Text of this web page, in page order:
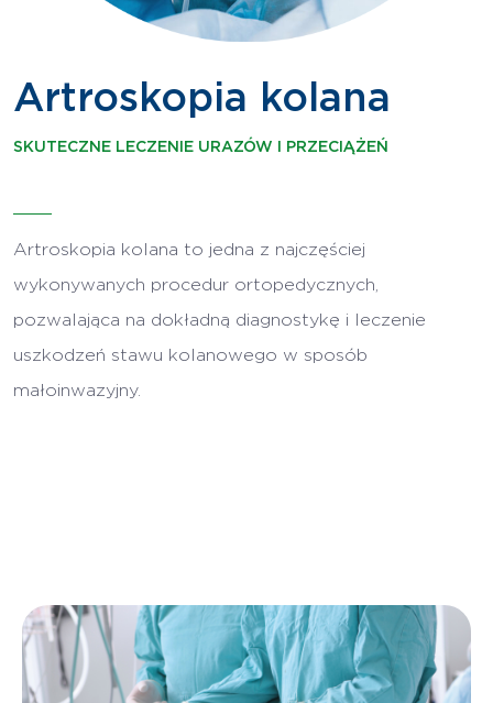
Artroskopia kolana
SKUTECZNE LECZENIE URAZÓW I PRZECIĄŻEŃ
Artroskopia kolana to jedna z najczęściej
wykonywanych procedur ortopedycznych,
pozwalająca na dokładną diagnostykę i leczenie
uszkodzeń stawu kolanowego w sposób
małoinwazyjny.